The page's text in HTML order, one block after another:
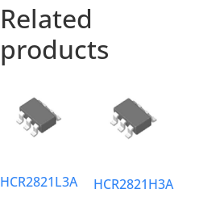
Related
products
HCR2821L3A HCR2821H3A